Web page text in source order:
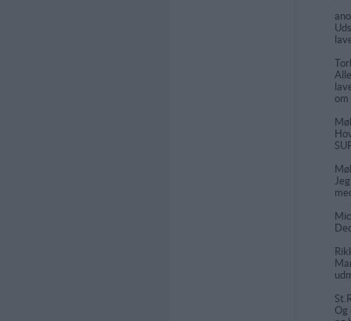
om
Og